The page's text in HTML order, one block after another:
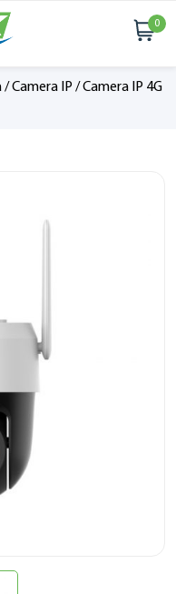
0
/Camera IP /Camera IP 4G